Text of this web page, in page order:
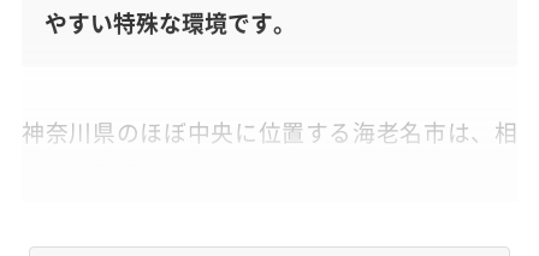
やすい特殊な環境です。
神奈川県のほぼ中央に位置する海老名市は、相